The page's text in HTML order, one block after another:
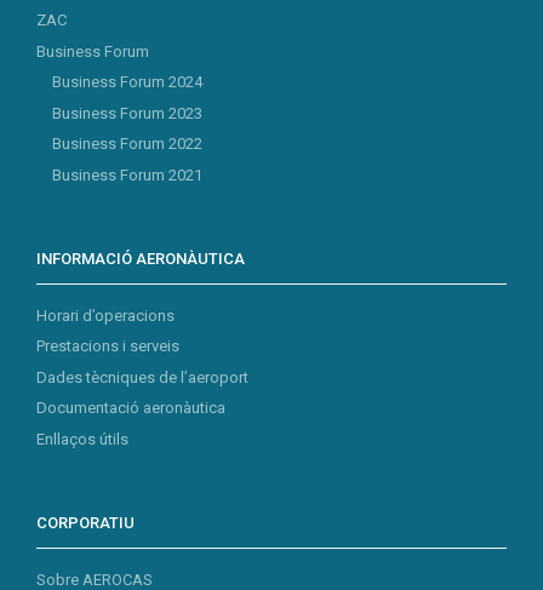
ZAC
Business Forum
Business Forum 2024
Business Forum 2023
Business Forum 2022
Business Forum 2021
INFORMACIÓ AERONÀUTICA
Horari d’operacions
Prestacions i serveis
Dades tècniques de l’aeroport
Documentació aeronàutica
Enllaços útils
CORPORATIU
Sobre AEROCAS